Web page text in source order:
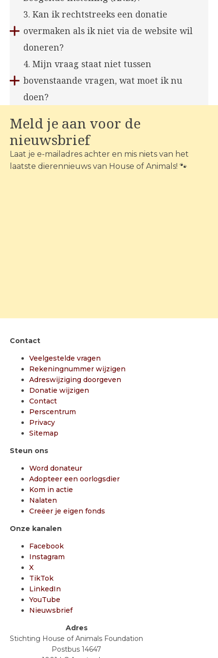
3. Kan ik rechtstreeks een donatie
overmaken als ik niet via de website wil
doneren?
4. Mijn vraag staat niet tussen
bovenstaande vragen, wat moet ik nu
doen?
Meld je aan voor de
nieuwsbrief
Laat je e-mailadres achter en mis niets van het
laatste dierennieuws van House of Animals! 🐾
Contact
Veelgestelde vragen
Rekeningnummer wijzigen
Adreswijziging doorgeven
Donatie wijzigen
Contact
Perscentrum
Privacy
Sitemap
Steun ons
Word donateur
Adopteer een oorlogsdier
Kom in actie
Nalaten
Creëer je eigen fonds
Onze kanalen
Facebook
Instagram
X
TikTok
LinkedIn
YouTube
Nieuwsbrief
Adres
Stichting House of Animals Foundation
Postbus 14647